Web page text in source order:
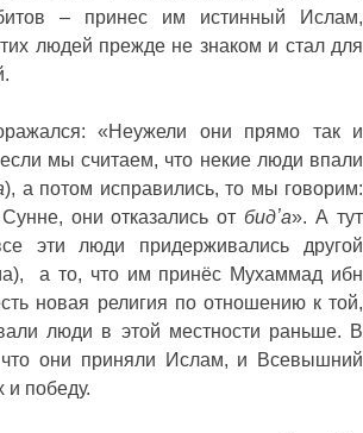
– принес им истинный Ислам,
людей прежде не знаком и стал для
«Неужели они прямо так и
мы считаем, что некие люди впали
), а потом исправились, то мы говорим:
они отказались отбидʼа». А тут
эти люди придерживались другой
а то, что им принёс Мухаммад ибн
новая религия по отношению к той,
люди в этой местности раньше. В
они приняли Ислам, и Всевышний
и победу.